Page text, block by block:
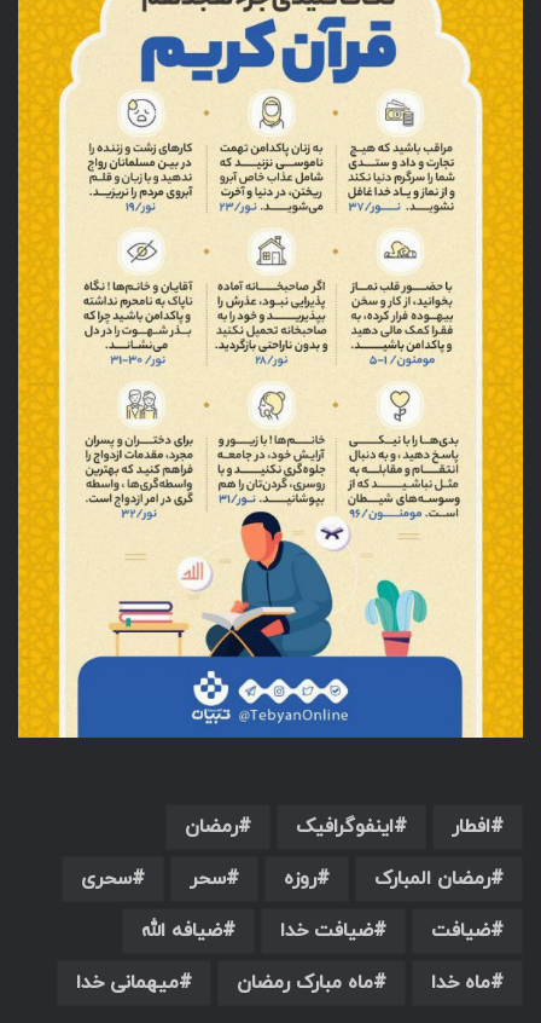
افطار اینفوگرافیک
رمضان
رمضان المبارک
روزه سحر
سحری
ضیافت
ضیافت خدا
ضیافه الله
ماه خدا
ماه مبارک رمضان میهمانی خدا